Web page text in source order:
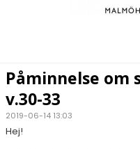
TERMINSTRÄNING HT & VT
TRÄNING SOMMAR
Påminnelse om
v.30-33
2019-06-14 13:03
Hej!